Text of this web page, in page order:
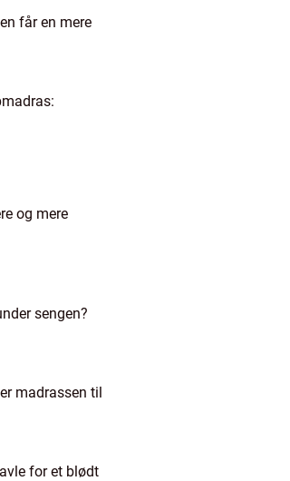
får en mere
og mere
sengen?
madrassen til
for et blødt